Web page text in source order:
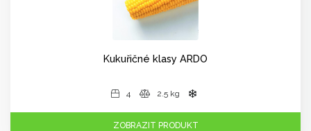
Kukuřičné klasy ARDO
4 2.5 kg
ZOBRAZIT PRODUKT